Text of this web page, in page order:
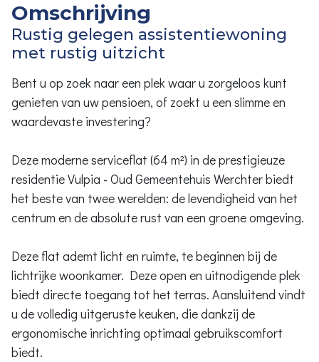
Omschrijving
Rustig gelegen assistentiewoning
met rustig uitzicht
Bent u op zoek naar een plek waar u zorgeloos kunt
genieten van uw pensioen, of zoekt u een slimme en
waardevaste investering?
Deze moderne serviceflat (64 m²) in de prestigieuze
residentie Vulpia - Oud Gemeentehuis Werchter biedt
het beste van twee werelden: de levendigheid van het
centrum en de absolute rust van een groene omgeving.
Deze flat ademt licht en ruimte, te beginnen bij de
lichtrijke woonkamer. Deze open en uitnodigende plek
biedt directe toegang tot het terras. Aansluitend vindt
u de volledig uitgeruste keuken, die dankzij de
ergonomische inrichting optimaal gebruikscomfort
biedt.